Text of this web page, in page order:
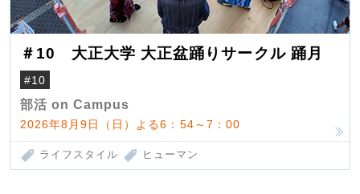
＃10 大正大学 大正盆踊りサークル 踊月
#10
部活 on Campus
2026年8月9日（日）よる6：54～7：00
ライフスタイル ヒューマン